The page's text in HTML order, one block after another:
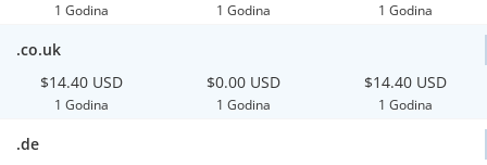
1 Godina 1 Godina 1 Godina
.co.uk
$14.40 USD
1 Godina
$0.00 USD
1 Godina
$14.40 USD
1 Godina
.de